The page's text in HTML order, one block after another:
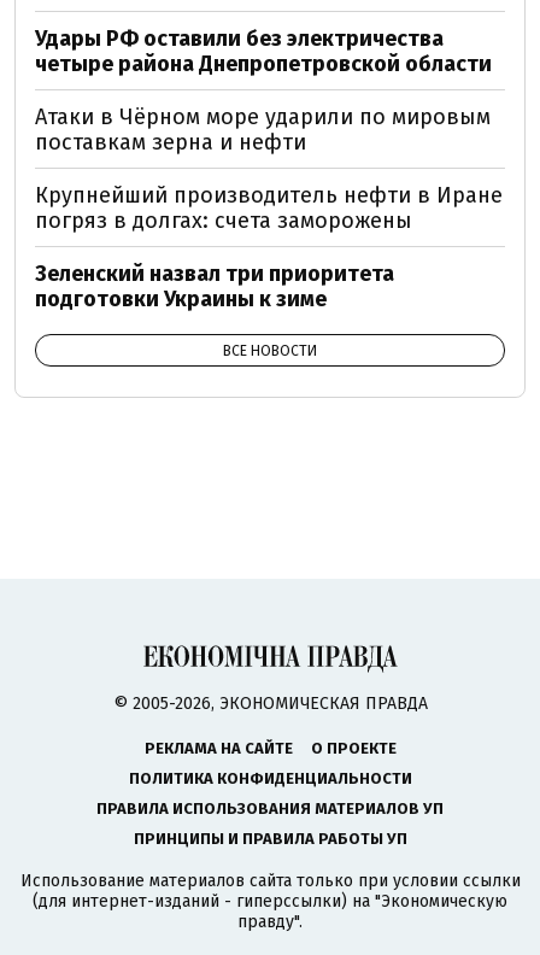
Удары РФ оставили без электричества
четыре района Днепропетровской области
Атаки в Чёрном море ударили по мировым
поставкам зерна и нефти
Крупнейший производитель нефти в Иране
погряз в долгах: счета заморожены
Зеленский назвал три приоритета
подготовки Украины к зиме
ВСЕ НОВОСТИ
© 2005-2026, ЭКОНОМИЧЕСКАЯ ПРАВДА
РЕКЛАМА НА САЙТЕ
О ПРОЕКТЕ
ПОЛИТИКА КОНФИДЕНЦИАЛЬНОСТИ
ПРАВИЛА ИСПОЛЬЗОВАНИЯ МАТЕРИАЛОВ УП
ПРИНЦИПЫ И ПРАВИЛА РАБОТЫ УП
Использование материалов сайта только при условии ссылки
(для интернет-изданий - гиперссылки) на "Экономическую
правду".